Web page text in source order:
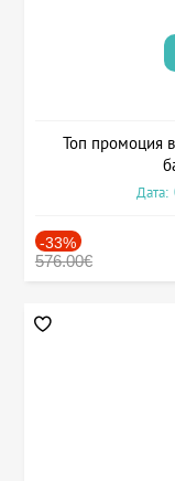
Топ промоция
Дата:
-33%
576.00€